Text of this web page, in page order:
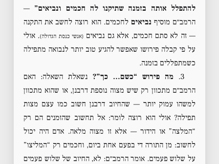
להתפלל אותה בזמנה שתיקנו לה חכמים ונביאים” —
הרמב״ם מוסיף נביאים לחכמים. הוא רוצה לחשב את התקנה
— זה לא סתם חכמים, אלא גם נביאים (אנשי כנסת הגדולה). אולי
על פי קבלה פירושו שאפשר להגיע טוב יותר לנבואה מתפילה
כשמתפללים בזמנה.
3.
מה פירוש “כשם… כך”? נשאלת השאלה: האם
הרמב״ם מתכוון רק שיש מצוה נוספת דרבנן, או שהוא מתכוון
למשהו עמוק יותר — שהחיוב דרבנן חשוב כמו עצם מצות
תפילה? אולי הוא רוצה לומר: אל תחשוב שהזמנים הם רק
“המלצה” או הידור — אלא זו מצוה מלאה. אדם היה יכול
לחשוב: מן התורה די בפעם אחת ביום, וחכמים רק “המליצו”
על שלוש פעמים. אומר הרמב״ם: לא, החיוב של שלוש פעמים